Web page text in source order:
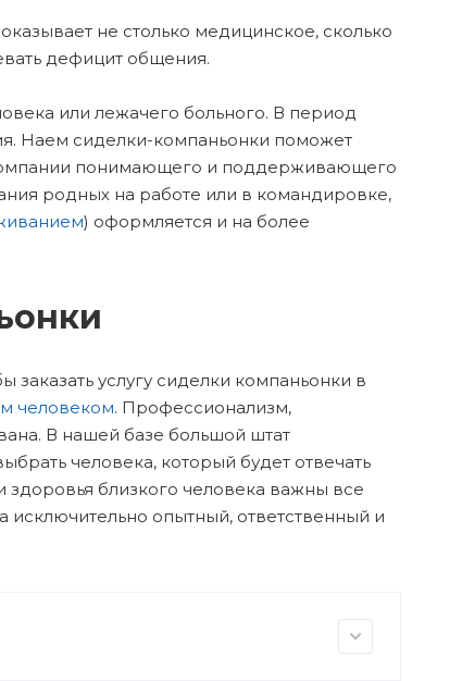
не столько медицинское, сколько
дефицит общения.
или лежачего больного. В период
Наем сиделки-компаньонки поможет
понимающего и поддерживающего
родных на работе или в командировке,
) оформляется и на более
услугу сиделки компаньонки в
человеком. Профессионализм,
В нашей базе большой штат
человека, который будет отвечать
близкого человека важны все
исключительно опытный, ответственный и